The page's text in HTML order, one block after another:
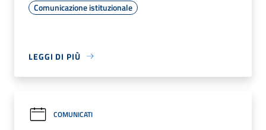
Comunicazione istituzionale
LEGGI DI PIÙ
COMUNICATI